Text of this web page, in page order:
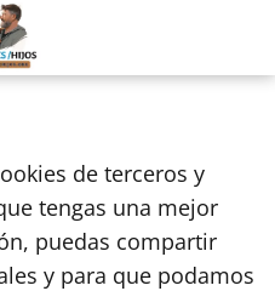
de terceros y
tengas una mejor
puedas compartir
y para que podamos